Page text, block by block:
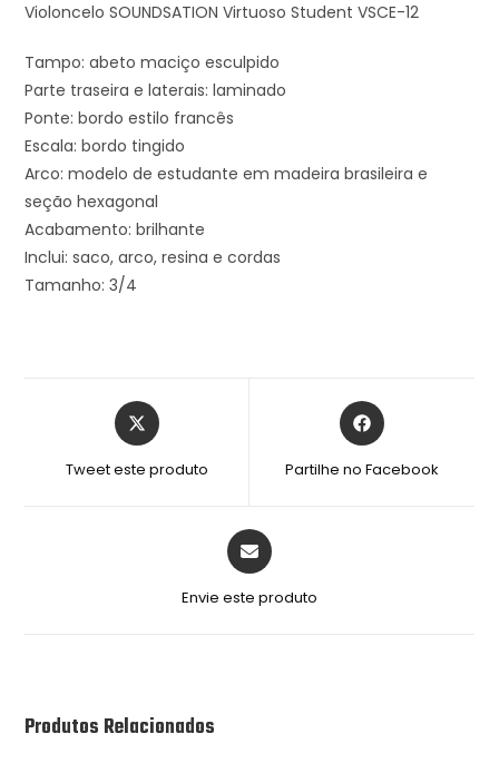
Violoncelo SOUNDSATION Virtuoso Student VSCE-12
Tampo: abeto maciço esculpido
Parte traseira e laterais: laminado
Ponte: bordo estilo francês
Escala: bordo tingido
Arco: modelo de estudante em madeira brasileira e
seção hexagonal
Acabamento: brilhante
Inclui: saco, arco, resina e cordas
Tamanho: 3/4
Tweet este produto Partilhe no Facebook
Envie este produto
Produtos Relacionados